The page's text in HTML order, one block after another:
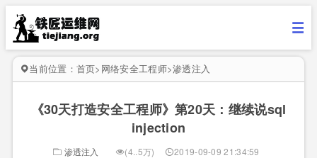
当前位置： 首页> 网络安全工程师>渗透注入
《30天打造安全工程师》第20天：继续说sql
injection
渗透注入 (4..5万) 2019-09-09 21:34:59